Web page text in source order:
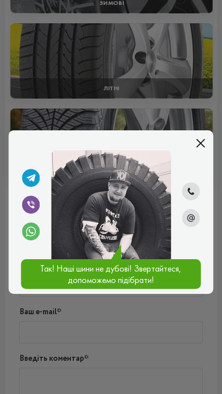
ЗИМОВІ
ЛІТНІ
ВСЕСЕЗОННІ
Відгуки (0)
Поки немає коментарів
Написати коментар
Ім'я*
Ваш e-mail*
Введіть коментар*
Так! Наші шини не дубові! Звертайтеся,
допоможемо підібрати!